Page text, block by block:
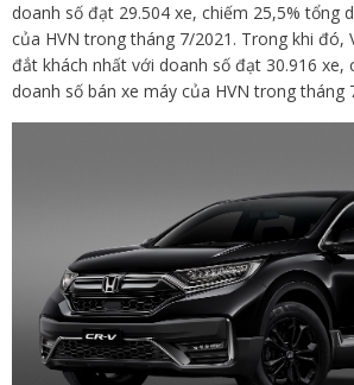
doanh số đạt 29.504 xe, chiếm 25,5% tổng
của HVN trong tháng 7/2021. Trong khi đó,
đắt khách nhất với doanh số đạt 30.916 xe,
doanh số bán xe máy của HVN trong tháng